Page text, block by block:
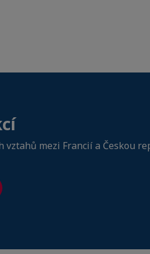
mezi Francií a Českou